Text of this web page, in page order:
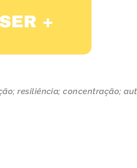
resiliência; concentração;